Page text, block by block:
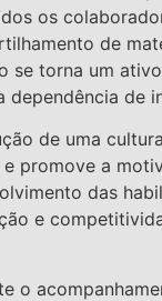
os
de
se torna um
de
de uma
promove a
das
e
o